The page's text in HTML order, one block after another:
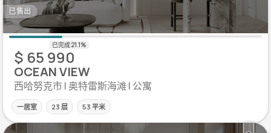
已售出
$ 65 990
OCEAN VIEW
西哈努克市 | 奥特雷斯海滩 | 公寓
一居室 23 层 53 平米